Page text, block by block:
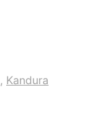
, Kandura